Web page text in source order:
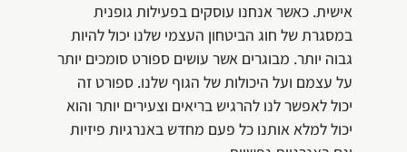
אישית. כאשר אנחנו עוסקים בפעילות גופנית
במסגרת של חוג הביטחון העצמי שלנו יכול להיות
גבוה יותר. מבוגרים אשר עושים ספורט סומכים יותר
על עצמם ועל היכולות של הגוף שלנו. ספורט זה
יכול לאפשר לנו להרגיש בריאים וצעירים יותר והוא
יכול למלא אותנו כל פעם מחדש באנרגיות פיזיות